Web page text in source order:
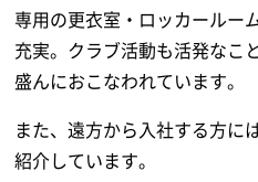
専用の更衣室・ロッカールー
充実。クラブ活動も活発なこ
盛んにおこなわれています。
また、遠方から入社する方に
紹介しています。